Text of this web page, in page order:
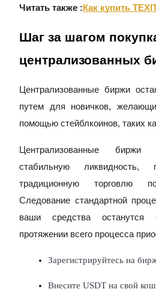
Блокировки BTR
Читать также :Как купить
Шаг за шагом
централизованных
Централизованные биржи
путем для новичков,
помощью стейблкоинов, таких
Централизованные биржи
стабильную ликвидность,
традиционную торговлю
Следование стандартной
ваши средства останутся
протяжении всего процесса
Зарегистрируйтесь на
Внесите USDT на свой